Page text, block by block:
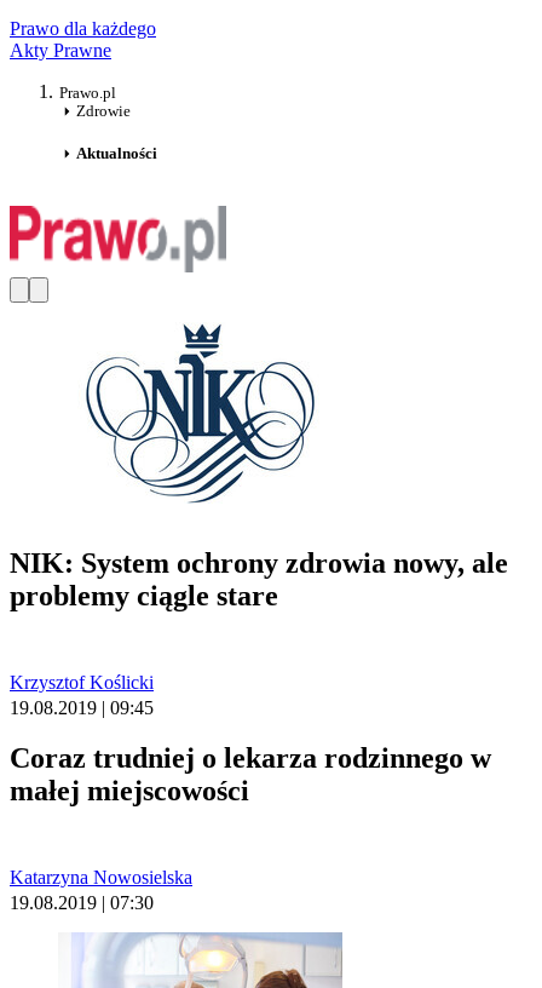
Prawo dla każdego
Akty Prawne
Prawo.pl
Zdrowie
Aktualności
NIK: System ochrony zdrowia nowy, ale
problemy ciągle stare
Krzysztof Koślicki
19.08.2019 | 09:45
Coraz trudniej o lekarza rodzinnego w
małej miejscowości
Katarzyna Nowosielska
19.08.2019 | 07:30